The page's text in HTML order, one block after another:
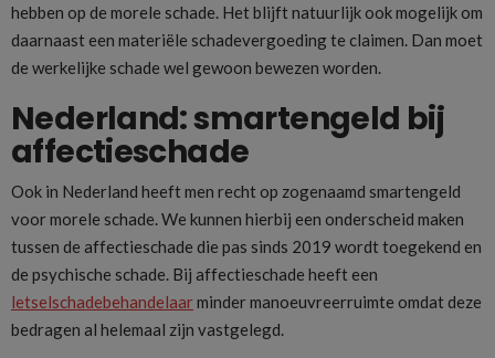
hebben op de morele schade. Het blijft natuurlijk ook mogelijk om
daarnaast een materiële schadevergoeding te claimen. Dan moet
de werkelijke schade wel gewoon bewezen worden.
Nederland: smartengeld bij
affectieschade
Ook in Nederland heeft men recht op zogenaamd smartengeld
voor morele schade. We kunnen hierbij een onderscheid maken
tussen de affectieschade die pas sinds 2019 wordt toegekend en
de psychische schade. Bij affectieschade heeft een
letselschadebehandelaarminder manoeuvreerruimte omdat deze
bedragen al helemaal zijn vastgelegd.